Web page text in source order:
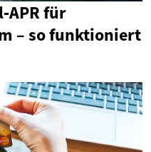
für
– so funktioniert